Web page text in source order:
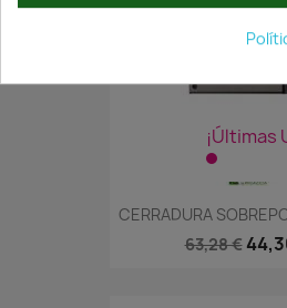
¡Últimas
CERRADURA
63,28 €